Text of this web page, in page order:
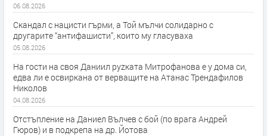
06.08.2026
Скандал с нацисти гърми, а Той мълчи солидарно с
другарите “антифашисти”, които му гласуваха
05.08.2026
На гости на своя Даниил руzката Митрофанова е у дома си,
едва ли е освиркана от верващите на Атанас Трендафилов
Николов
04.08.2026
Отстъпление на Даниел Вълчев с бой (по врага Андрей
Гюров) и в подкрепа на др. Йотова